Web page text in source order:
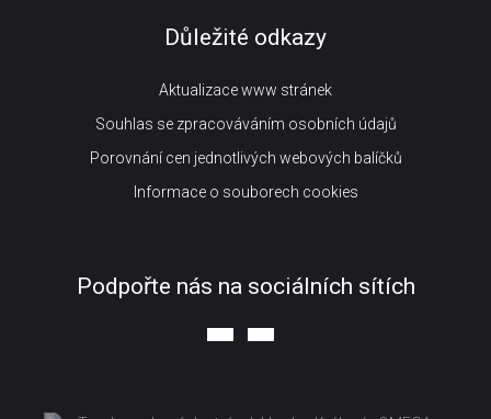
Důležité odkazy
Aktualizace www stránek
Souhlas se zpracováváním osobních údajů
Porovnání cen jednotlivých webových balíčků
Informace o souborech cookies
Podpořte nás na sociálních sítích